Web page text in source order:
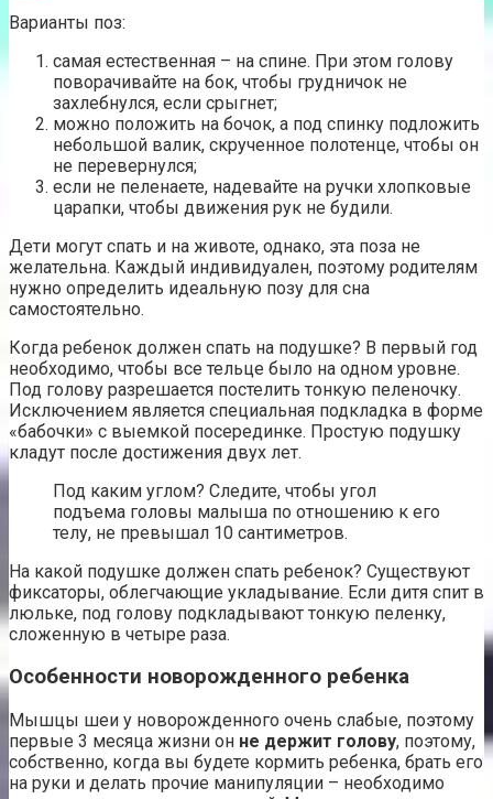
Варианты поз:
самая естественная – на спине. При этом голову
поворачивайте на бок, чтобы грудничок не
захлебнулся, если срыгнет;
можно положить на бочок, а под спинку подложить
небольшой валик, скрученное полотенце, чтобы он
не перевернулся;
если не пеленаете, надевайте на ручки хлопковые
царапки, чтобы движения рук не будили.
Дети могут спать и на животе, однако, эта поза не
желательна. Каждый индивидуален, поэтому родителям
нужно определить идеальную позу для сна
самостоятельно.
Когда ребенок должен спать на подушке? В первый год
необходимо, чтобы все тельце было на одном уровне.
Под голову разрешается постелить тонкую пеленочку.
Исключением является специальная подкладка в форме
«бабочки» с выемкой посерединке. Простую подушку
кладут после достижения двух лет.
Под каким углом? Следите, чтобы угол
подъема головы малыша по отношению к его
телу, не превышал 10 сантиметров.
На какой подушке должен спать ребенок? Существуют
фиксаторы, облегчающие укладывание. Если дитя спит в
люльке, под голову подкладывают тонкую пеленку,
сложенную в четыре раза.
Особенности новорожденного ребенка
Мышцы шеи у новорожденного очень слабые, поэтому
первые 3 месяца жизни он не держит голову, поэтому,
собственно, когда вы будете кормить ребенка, брать его
на руки и делать прочие манипуляции – необходимо